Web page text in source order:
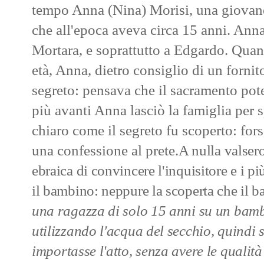
tempo Anna (Nina) Morisi, una
che all'epoca aveva circa 15 anni.
Mortara, e soprattutto a Edgardo.
età, Anna, dietro consiglio di un
segreto: pensava che il sacramento
più avanti Anna lasciò la famiglia per
chiaro come il segreto fu scoperto:
una confessione al prete.A nulla
ebraica di convincere l'inquisitore e i
il bambino: neppure la scoperta che il
una ragazza di solo 15 anni su un
utilizzando l'acqua del secchio, quindi
importasse l'atto, senza avere le